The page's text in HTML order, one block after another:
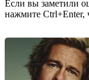
Если вы заметили
нажмите Ctrl+Enter,